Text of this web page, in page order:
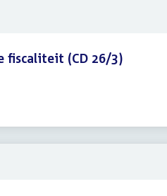
fiscaliteit (CD 26/3)